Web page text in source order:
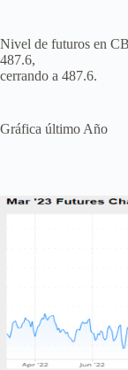
Nivel de futuros en
487.6,
cerrando a 487.6.
Gráfica último Año